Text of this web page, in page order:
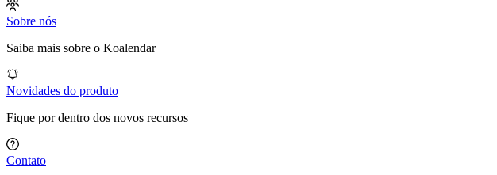
Sobre nós
Saiba mais sobre o Koalendar
Novidades do produto
Fique por dentro dos novos recursos
Contato